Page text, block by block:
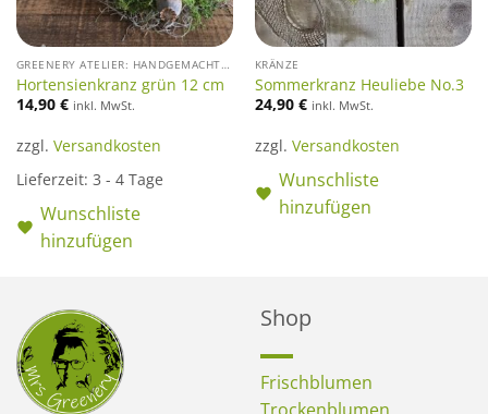
GREENERY ATELIER: HANDGEMACHTE UNIKATE
Hortensienkranz grün 12 cm
14,90 € inkl. MwSt.
zzgl. Versandkosten
Lieferzeit: 3 - 4 Tage
Wunschliste
hinzufügen
KRÄNZE
Sommerkranz Heuliebe No.3
24,90 € inkl. MwSt.
zzgl. Versandkosten
Wunschliste
hinzufügen
Shop
Frischblumen
Trockenblumen